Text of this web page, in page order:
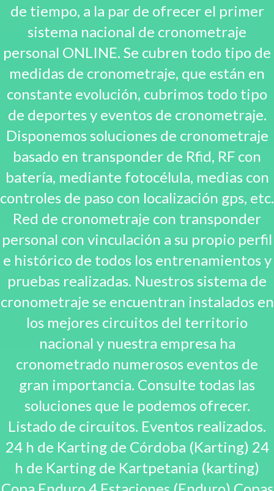
de tiempo, a la par de ofrecer el primer
sistema nacional de cronometraje
personal ONLINE. Se cubren todo tipo de
medidas de cronometraje, que están en
constante evolución, cubrimos todo tipo
de deportes y eventos de cronometraje.
Disponemos soluciones de cronometraje
basado en transponder de Rfid, RF con
batería, mediante fotocélula, medias con
controles de paso con localización gps, etc.
Red de cronometraje con transponder
personal con vinculación a su propio perfil
e histórico de todos los entrenamientos y
pruebas realizadas. Nuestros sistema de
cronometraje se encuentran instalados en
los mejores circuitos del territorio
nacional y nuestra empresa ha
cronometrado numerosos eventos de
gran importancia. Consulte todas las
soluciones que le podemos ofrecer.
Listado de circuitos. Eventos realizados.
24 h de Karting de Córdoba (Karting) 24
h de Karting de Kartpetania (karting)